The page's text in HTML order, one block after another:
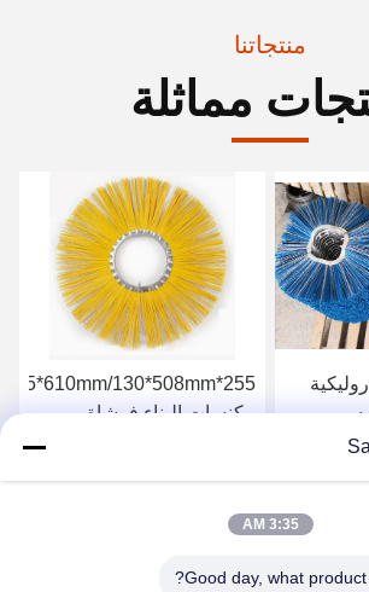
منتجاتنا
مماثلة
مكنسات البناء فرشاة
3:35 AM
Good day, what product